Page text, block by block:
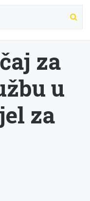
za
u
za